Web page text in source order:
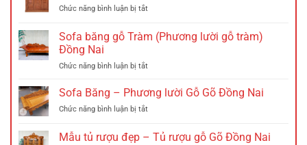
Triện
Hoa
gỗ
cừ
Chức năng bình luận bị tắtở
Đựng
Giày
Sồi
Nai
Sofa băng gỗ Tràm (Phương lười gỗ tràm)
Đồng Nai
Chức năng bình luận bị tắtở
băng
Tràm
lười
Sofa Băng – Phương lười Gỗ Gõ Đồng Nai
Chức năng bình luận bị tắtở
Băng
Mẫu tủ rượu đẹp – Tủ rượu gỗ Gõ Đồng Nai